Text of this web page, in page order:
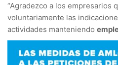
“Agradezco a los empresarios
voluntariamente las
actividades manteniendo